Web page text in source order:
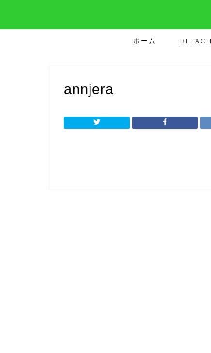
ホーム BLEACH
annjera